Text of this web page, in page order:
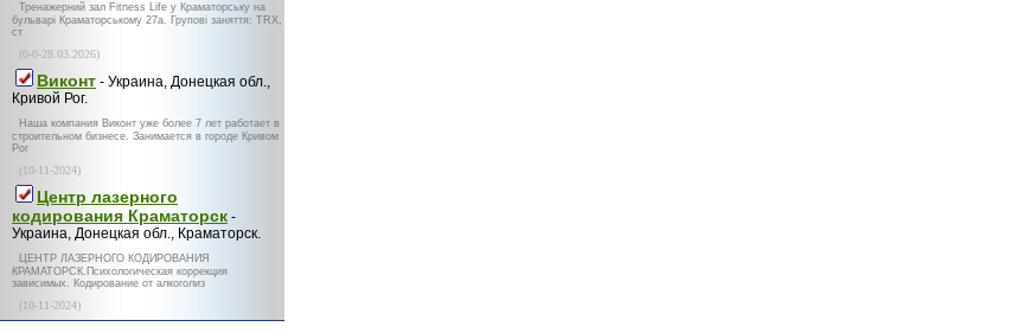
Тренажерний зал Fitness Life у Краматорську на
бульварі Краматорському 27а. Групові заняття: TRX,
ст
(0-0-28.03.2026)
Виконт - Украина, Донецкая обл.,
Кривой Рог.
Наша компания Виконт уже более 7 лет работает в
строительном бизнесе. Занимается в городе Кривом
Рог
(10-11-2024)
Центр лазерного
кодирования Краматорск -
Украина, Донецкая обл., Краматорск.
ЦЕНТР ЛАЗЕРНОГО КОДИРОВАНИЯ
КРАМАТОРСК.Психологическая коррекция
зависимых. Кодирование от алкоголиз
(10-11-2024)